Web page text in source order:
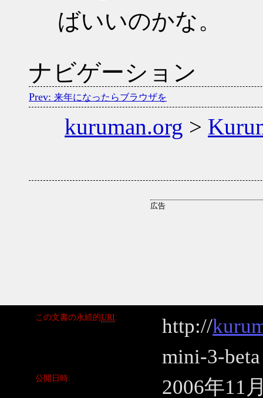
ばいいのかな。
ナビゲーション
来年になったらブラウザを
kuruman.org >
この文書の永続的URI http://
mini-3-beta
公開日時 2006年11